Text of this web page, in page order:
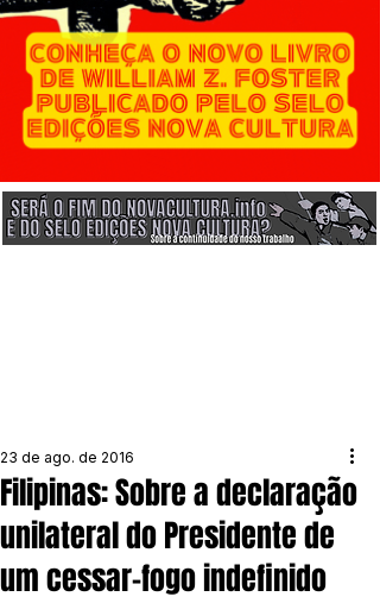
Filipinas: Sobre a declaração
unilateral do Presidente de
um cessar-fogo indefinido
23 de ago. de 2016